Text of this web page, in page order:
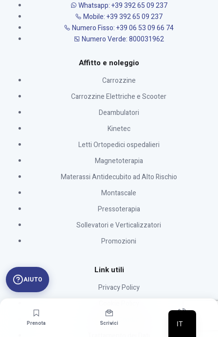
Whatsapp: +39 392 65 09 237
Mobile: +39 392 65 09 237
Numero Fisso: +39 06 53 09 66 74
Numero Verde: 800031962
Affitto e noleggio
Carrozzine
Carrozzine Elettriche e Scooter
Deambulatori
Kinetec
Letti Ortopedici ospedalieri
Magnetoterapia
Materassi Antidecubito ad Alto Rischio
Montascale
Pressoterapia
Sollevatori e Verticalizzatori
Promozioni
Link utili
Privacy Policy
Termini e Condizioni
Prenota Scrivici Chiamaci
AIUTO
IT